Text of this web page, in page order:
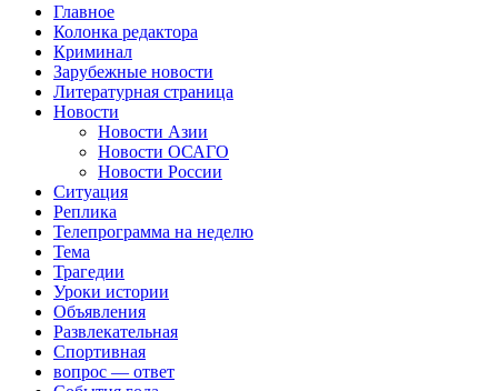
Главное
Колонка редактора
Криминал
Зарубежные новости
Литературная страница
Новости
Новости Азии
Новости ОСАГО
Новости России
Ситуация
Реплика
Телепрограмма на неделю
Тема
Трагедии
Уроки истории
Объявления
Развлекательная
Спортивная
вопрос — ответ